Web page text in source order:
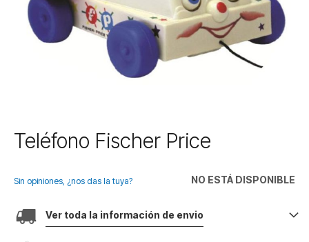
Saltar
al
de
de
imágenes
Teléfono Fischer Price
NO ESTÁ DISPONIBLE
Sin opiniones, ¿nos das la tuya?
Ver toda la información de envio